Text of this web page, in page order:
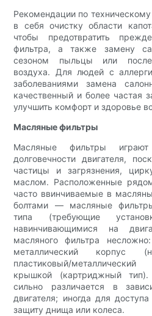
Рекомендации по
в себя очистку области
чтобы предотвратить
фильтра, а также замену
сезоном пыльцы или после
воздуха. Для людей с
заболеваниями замена
качественный и более частая
улучшить комфорт и здоровье
Масляные фильтры
Масляные фильтры
долговечности двигателя,
частицы и загрязнения,
маслом. Расположенные
часто ввинчиваемые в
болтами — масляные
типа (требующие
навинчивающимися на
масляного фильтра
металлический корпус
пластиковый/
крышкой (картриджный тип).
сильно различается в
двигателя; иногда для
защиту днища или колеса.